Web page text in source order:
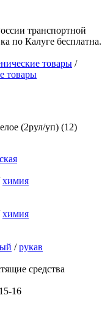
транспортной
по Калуге бесплатна.
товары /
товары
(2рул/уп) (12)
химия
химия
/рукав
средства
16